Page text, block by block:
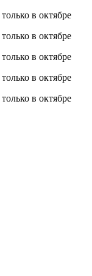
только в октябре
только в октябре
только в октябре
только в октябре
только в октябре